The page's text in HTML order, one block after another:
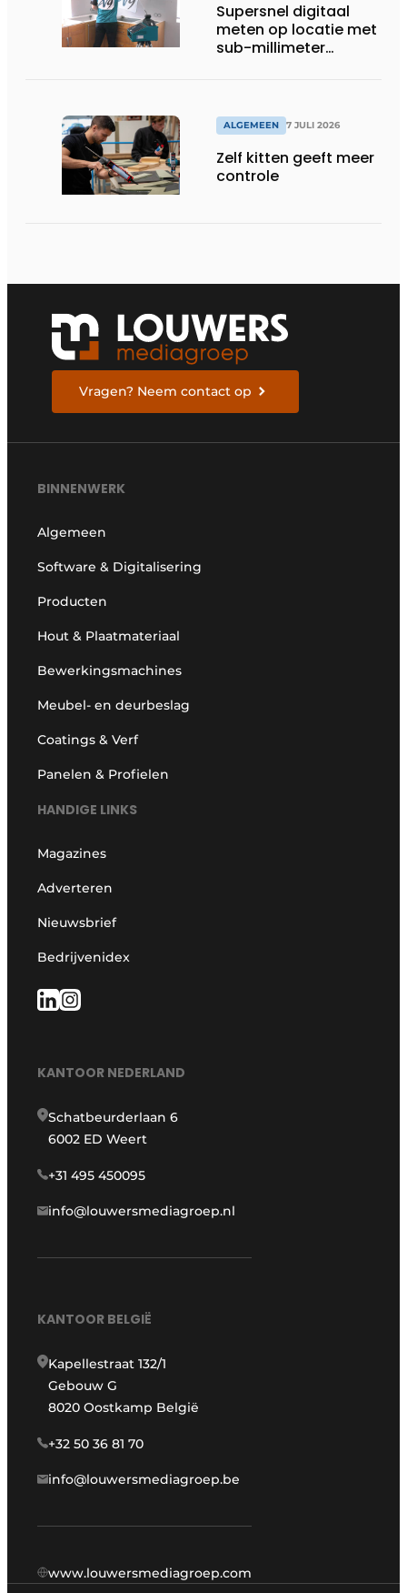
Supersnel digitaal
meten op locatie met
sub-millimeter
ALGEMEEN 7 JULI 2026
Zelf kitten geeft meer
controle
Vragen? Neem contact op
BINNENWERK
Algemeen
Software & Digitalisering
Producten
Hout & Plaatmateriaal
Bewerkingsmachines
Meubel- en deurbeslag
Coatings & Verf
Panelen & Profielen
HANDIGE LINKS
Magazines
Adverteren
Nieuwsbrief
Bedrijvenidex
KANTOOR NEDERLAND
Schatbeurderlaan 6
6002 ED Weert
+31 495 450095
info@louwersmediagroep.nl
KANTOOR BELGIË
Kapellestraat 132/1
Gebouw G
8020 Oostkamp België
+32 50 36 81 70
info@louwersmediagroep.be
www.louwersmediagroep.com